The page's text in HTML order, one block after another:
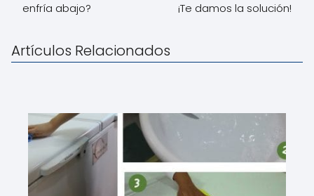
enfría abajo?
¡Te damos la solución!
Artículos Relacionados